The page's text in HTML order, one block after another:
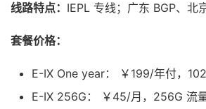
线路特点： IEPL 专线；广东 BGP、北
套餐价格：
E-IX One year： ￥199/年付，
E-IX 256G： ￥45/月，256G 流量